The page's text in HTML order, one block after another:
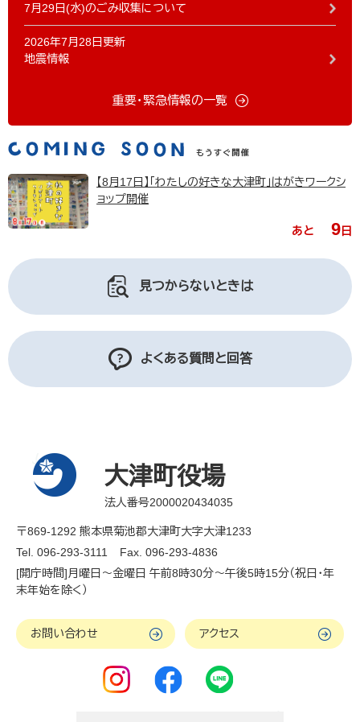
7月29日(水)のごみ収集について
2026年7月28日更新
地震情報
重要・緊急情報の一覧
【8月17日】「わたしの好きな大津町」はがきワークシ
ョップ開催
あと 9日
見つからないときは
よくある質問と回答
大津町役場
法人番号2000020434035
〒869-1292 熊本県菊池郡大津町大字大津1233
Tel. 096-293-3111
Fax. 096-293-4836
[開庁時間]月曜日～金曜日 午前8時30分～午後5時15分（祝日・年
末年始を除く）
お問い合わせ アクセス